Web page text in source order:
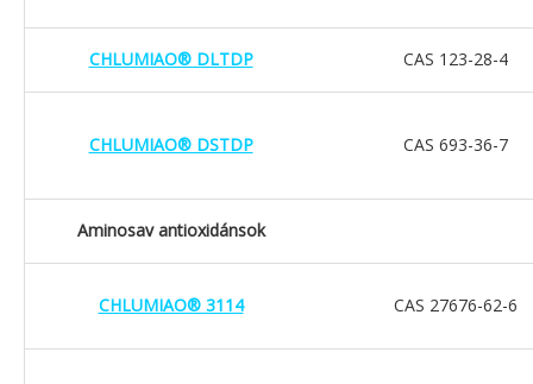
CHLUMIAO® DLTDP CAS 123-28-4
CHLUMIAO® DSTDP CAS 693-36-7
Aminosav antioxidánsok
CHLUMIAO® 3114 CAS 27676-62-6